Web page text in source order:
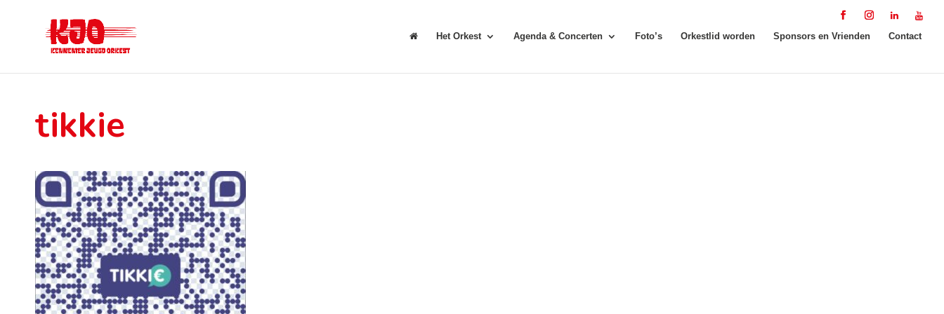
Het Orkest Agenda & Concerten Foto’s Orkestlid worden Sponsors en Vrienden Contact
tikkie